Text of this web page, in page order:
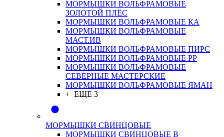
МОРМЫШКИ ВОЛЬФРАМОВЫЕ
ЗОЛОТОЙ ПЛЁС
МОРМЫШКИ ВОЛЬФРАМОВЫЕ КА
МОРМЫШКИ ВОЛЬФРАМОВЫЕ
МАСТ.ИВ
МОРМЫШКИ ВОЛЬФРАМОВЫЕ ПИРС
МОРМЫШКИ ВОЛЬФРАМОВЫЕ РР
МОРМЫШКИ ВОЛЬФРАМОВЫЕ
СЕВЕРНЫЕ МАСТЕРСКИЕ
МОРМЫШКИ ВОЛЬФРАМОВЫЕ ЯМАН
+ ЕЩЕ 3
МОРМЫШКИ СВИНЦОВЫЕ
МОРМЫШКИ СВИНЦОВЫЕ В